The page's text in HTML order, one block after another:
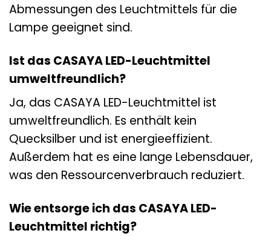
Abmessungen des Leuchtmittels für die
Lampe geeignet sind.
Ist das CASAYA LED-Leuchtmittel
umweltfreundlich?
Ja, das CASAYA LED-Leuchtmittel ist
umweltfreundlich. Es enthält kein
Quecksilber und ist energieeffizient.
Außerdem hat es eine lange Lebensdauer,
was den Ressourcenverbrauch reduziert.
Wie entsorge ich das CASAYA LED-
Leuchtmittel richtig?